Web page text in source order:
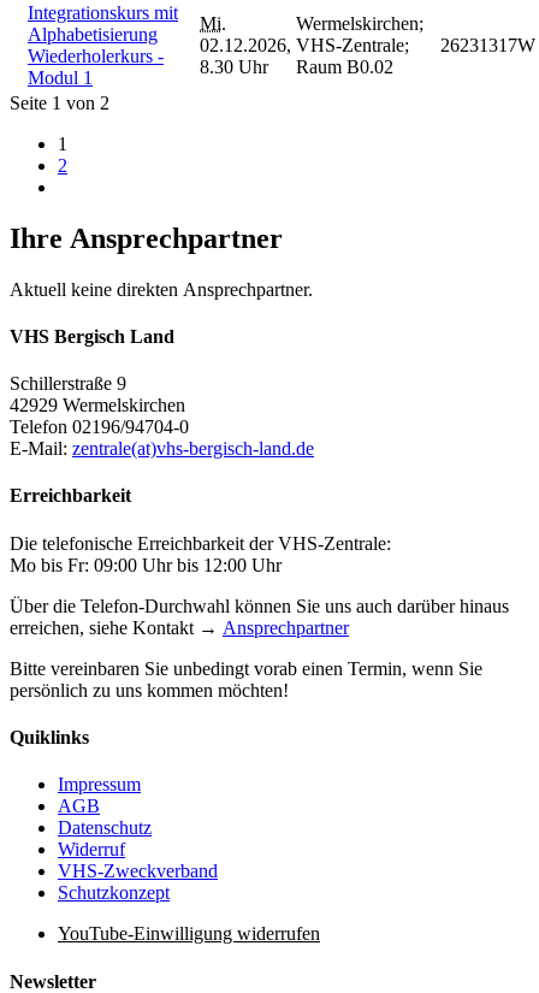
Integrationskurs mit
Alphabetisierung
Wiederholerkurs -
Modul 1
Mi.
02.12.2026,
8.30 Uhr
Wermelskirchen;
VHS-Zentrale;
Raum B0.02
26231317W
Seite 1 von 2
1
2
Ihre Ansprechpartner
Aktuell keine direkten Ansprechpartner.
VHS Bergisch Land
Schillerstraße 9
42929 Wermelskirchen
Telefon 02196/94704-0
E-Mail: zentrale(at)vhs-bergisch-land.de
Erreichbarkeit
Die telefonische Erreichbarkeit der VHS-Zentrale:
Mo bis Fr: 09:00 Uhr bis 12:00 Uhr
Über die Telefon-Durchwahl können Sie uns auch darüber hinaus
erreichen, siehe Kontakt → Ansprechpartner
Bitte vereinbaren Sie unbedingt vorab einen Termin, wenn Sie
persönlich zu uns kommen möchten!
Quiklinks
Impressum
AGB
Datenschutz
Widerruf
VHS-Zweckverband
Schutzkonzept
YouTube-Einwilligung widerrufen
Newsletter